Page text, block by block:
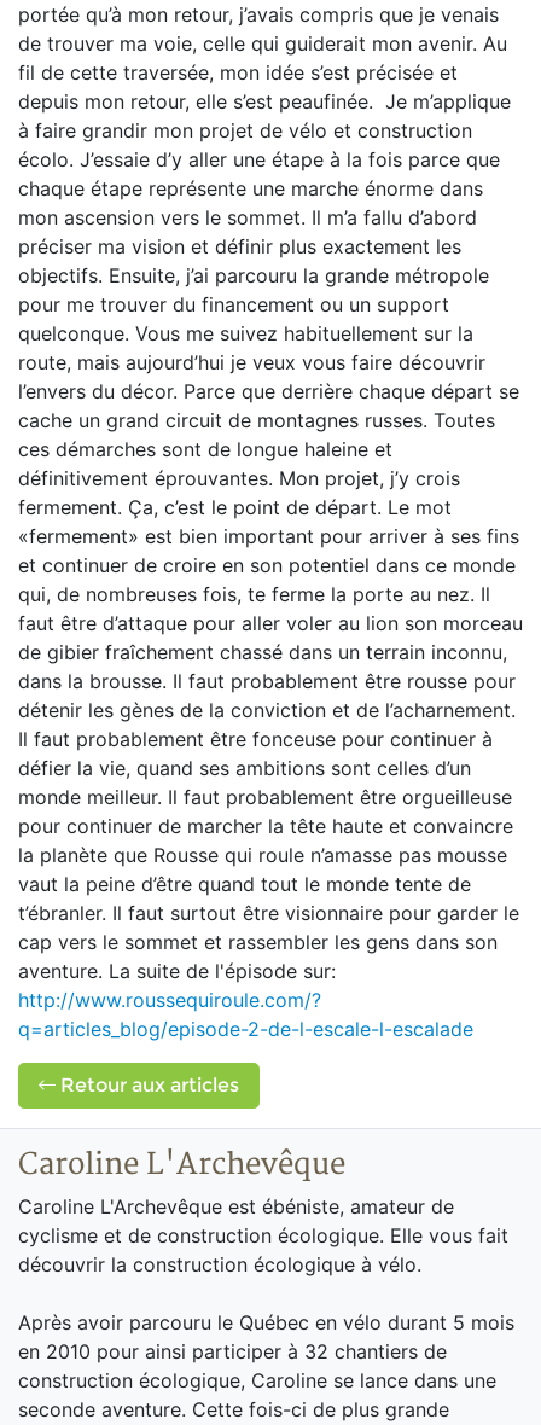
portée qu’à mon retour, j’avais compris que je venais
de trouver ma voie, celle qui guiderait mon avenir. Au
fil de cette traversée, mon idée s’est précisée et
depuis mon retour, elle s’est peaufinée. Je m’applique
à faire grandir mon projet de vélo et construction
écolo. J’essaie d’y aller une étape à la fois parce que
chaque étape représente une marche énorme dans
mon ascension vers le sommet. Il m’a fallu d’abord
préciser ma vision et définir plus exactement les
objectifs. Ensuite, j’ai parcouru la grande métropole
pour me trouver du financement ou un support
quelconque. Vous me suivez habituellement sur la
route, mais aujourd’hui je veux vous faire découvrir
l’envers du décor. Parce que derrière chaque départ se
cache un grand circuit de montagnes russes. Toutes
ces démarches sont de longue haleine et
définitivement éprouvantes. Mon projet, j’y crois
fermement. Ça, c’est le point de départ. Le mot
«fermement» est bien important pour arriver à ses fins
et continuer de croire en son potentiel dans ce monde
qui, de nombreuses fois, te ferme la porte au nez. Il
faut être d’attaque pour aller voler au lion son morceau
de gibier fraîchement chassé dans un terrain inconnu,
dans la brousse. Il faut probablement être rousse pour
détenir les gènes de la conviction et de l’acharnement.
Il faut probablement être fonceuse pour continuer à
défier la vie, quand ses ambitions sont celles d’un
monde meilleur. Il faut probablement être orgueilleuse
pour continuer de marcher la tête haute et convaincre
la planète que Rousse qui roule n’amasse pas mousse
vaut la peine d’être quand tout le monde tente de
t’ébranler. Il faut surtout être visionnaire pour garder le
cap vers le sommet et rassembler les gens dans son
aventure. La suite de l'épisode sur:
http://www.roussequiroule.com/?
q=articles_blog/episode-2-de-l-escale-l-escalade
Retour aux articles
Caroline L'Archevêque
Caroline L'Archevêque est ébéniste, amateur de
cyclisme et de construction écologique. Elle vous fait
découvrir la construction écologique à vélo.
Après avoir parcouru le Québec en vélo durant 5 mois
en 2010 pour ainsi participer à 32 chantiers de
construction écologique, Caroline se lance dans une
seconde aventure. Cette fois-ci de plus grande